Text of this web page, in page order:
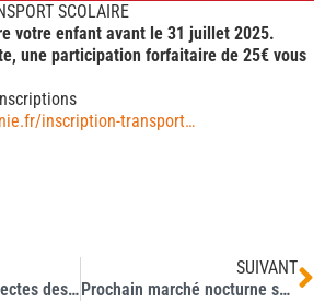
SCOLAIRE
votre enfant avant le 31 juillet 2025.
une participation forfaitaire de 25€ vous
inscription-transport…
Rattrapage des collectes des ordures ménagères du 9 juin 2025
SUIVANT
Prochain marché nocturne sous la halle le jeudi 19 juin 2025